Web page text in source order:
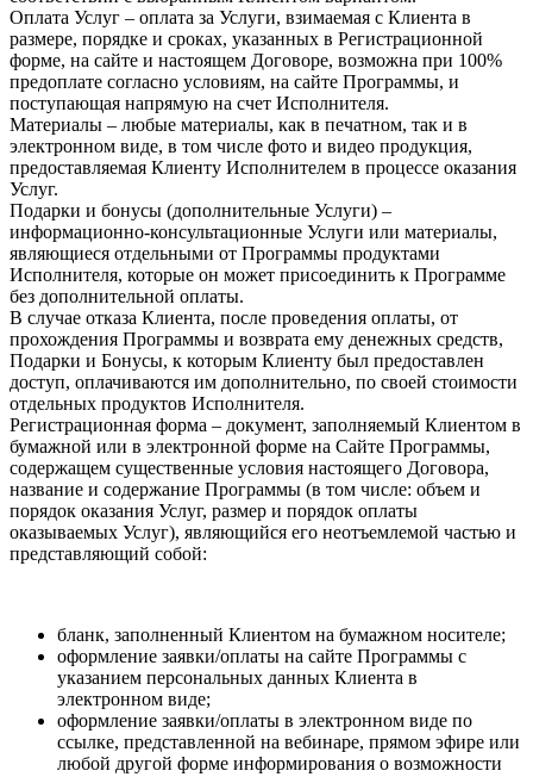
Оплата Услуг – оплата за Услуги, взимаемая с Клиента в
размере, порядке и сроках, указанных в Регистрационной
форме, на сайте и настоящем Договоре, возможна при 100%
предоплате согласно условиям, на сайте Программы, и
поступающая напрямую на счет Исполнителя.
Материалы – любые материалы, как в печатном, так и в
электронном виде, в том числе фото и видео продукция,
предоставляемая Клиенту Исполнителем в процессе оказания
Услуг.
Подарки и бонусы (дополнительные Услуги) –
информационно-консультационные Услуги или материалы,
являющиеся отдельными от Программы продуктами
Исполнителя, которые он может присоединить к Программе
без дополнительной оплаты.
В случае отказа Клиента, после проведения оплаты, от
прохождения Программы и возврата ему денежных средств,
Подарки и Бонусы, к которым Клиенту был предоставлен
доступ, оплачиваются им дополнительно, по своей стоимости
отдельных продуктов Исполнителя.
Регистрационная форма – документ, заполняемый Клиентом в
бумажной или в электронной форме на Сайте Программы,
содержащем существенные условия настоящего Договора,
название и содержание Программы (в том числе: объем и
порядок оказания Услуг, размер и порядок оплаты
оказываемых Услуг), являющийся его неотъемлемой частью и
представляющий собой:
бланк, заполненный Клиентом на бумажном носителе;
оформление заявки/оплаты на сайте Программы с
указанием персональных данных Клиента в
электронном виде;
оформление заявки/оплаты в электронном виде по
ссылке, представленной на вебинаре, прямом эфире или
любой другой форме информирования о возможности